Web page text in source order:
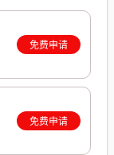
免费申请
免费申请